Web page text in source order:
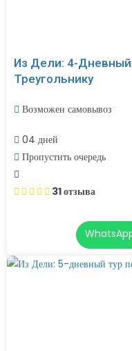
Из Дели: 4-
Треугольнику
Возможен самовывоз
04 дней
Пропустить очередь
31 отзыва